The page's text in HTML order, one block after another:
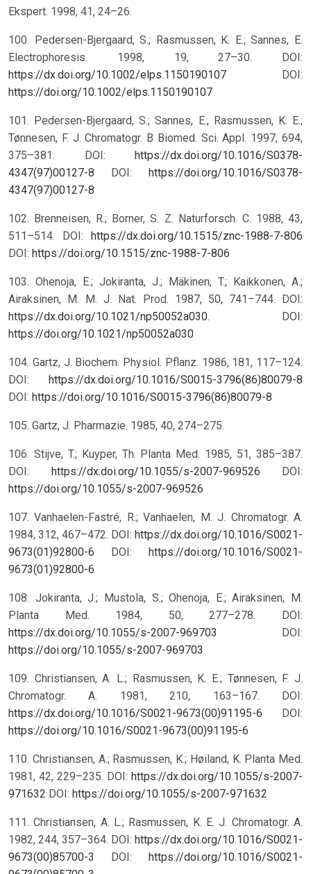
Ekspert. 1998, 41, 24–26.
100. Pedersen-Bjergaard, S.; Rasmussen, K. E.; Sannes, E.
Electrophoresis. 1998, 19, 27–30. DOI:
https://dx.doi.org/10.1002/elps.1150190107
DOI:
https://doi.org/10.1002/elps.1150190107
101. Pedersen-Bjergaard, S.; Sannes, E.; Rasmussen, K. E.;
Tønnesen, F. J. Chromatogr. B Biomed. Sci. Appl. 1997, 694,
375–381. DOI: https://dx.doi.org/10.1016/S0378-
4347(97)00127-8
DOI: https://doi.org/10.1016/S0378-
4347(97)00127-8
102. Brenneisen, R.; Borner, S. Z. Naturforsch. C. 1988, 43,
511–514. DOI: https://dx.doi.org/10.1515/znc-1988-7-806
DOI: https://doi.org/10.1515/znc-1988-7-806
103. Ohenoja, E.; Jokiranta, J.; Mäkinen, T.; Kaikkonen, A.;
Airaksinen, M. M. J. Nat. Prod. 1987, 50, 741–744. DOI:
https://dx.doi.org/10.1021/np50052a030. DOI:
https://doi.org/10.1021/np50052a030
104. Gartz, J. Biochem. Physiol. Pflanz. 1986, 181, 117–124.
DOI: https://dx.doi.org/10.1016/S0015-3796(86)80079-8
DOI: https://doi.org/10.1016/S0015-3796(86)80079-8
105. Gartz, J. Pharmazie. 1985, 40, 274–275.
106. Stijve, T.; Kuyper, Th. Planta Med. 1985, 51, 385–387.
DOI: https://dx.doi.org/10.1055/s-2007-969526
DOI:
https://doi.org/10.1055/s-2007-969526
107. Vanhaelen-Fastré, R.; Vanhaelen, M. J. Chromatogr. A.
1984, 312, 467–472. DOI: https://dx.doi.org/10.1016/S0021-
9673(01)92800-6
DOI: https://doi.org/10.1016/S0021-
9673(01)92800-6
108. Jokiranta, J.; Mustola, S.; Ohenoja, E.; Airaksinen, M.
Planta Med. 1984, 50, 277–278. DOI:
https://dx.doi.org/10.1055/s-2007-969703
DOI:
https://doi.org/10.1055/s-2007-969703
109. Christiansen, A. L.; Rasmussen, K. E.; Tønnesen, F. J.
Chromatogr. A. 1981, 210, 163–167. DOI:
https://dx.doi.org/10.1016/S0021-9673(00)91195-6
DOI:
https://doi.org/10.1016/S0021-9673(00)91195-6
110. Christiansen, A.; Rasmussen, K.; Høiland, K. Planta Med.
1981, 42, 229–235. DOI: https://dx.doi.org/10.1055/s-2007-
971632 DOI: https://doi.org/10.1055/s-2007-971632
111. Christiansen, A. L.; Rasmussen, K. E. J. Chromatogr. A.
1982, 244, 357–364. DOI: https://dx.doi.org/10.1016/S0021-
9673(00)85700-3
DOI: https://doi.org/10.1016/S0021-